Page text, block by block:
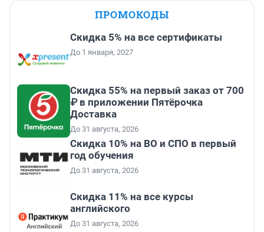
ПРОМОКОДЫ
Скидка 5% на все сертификаты
До 1 января, 2027
Скидка 55% на первый заказ от 700
₽ в приложении Пятёрочка
Доставка
До 31 августа, 2026
Скидка 10% на ВО и СПО в первый
год обучения
До 31 августа, 2026
Скидка 11% на все курсы
английского
До 31 августа, 2026